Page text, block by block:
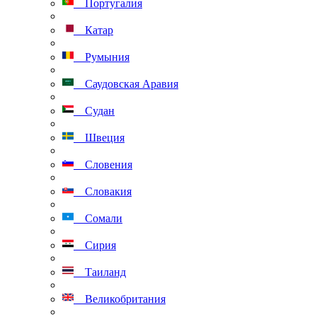
Португалия
Катар
Румыния
Саудовская Аравия
Судан
Швеция
Словения
Словакия
Сомали
Сирия
Таиланд
Великобритания